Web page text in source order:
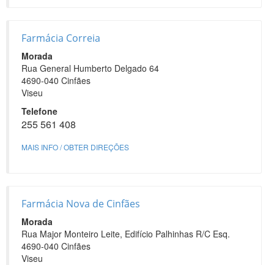
Farmácia Correia
Morada
Rua General Humberto Delgado 64
4690-040 Cinfães
Viseu
Telefone
255 561 408
MAIS INFO / OBTER DIREÇÕES
Farmácia Nova de Cinfães
Morada
Rua Major Monteiro Leite, Edifício Palhinhas R/C Esq.
4690-040 Cinfães
Viseu